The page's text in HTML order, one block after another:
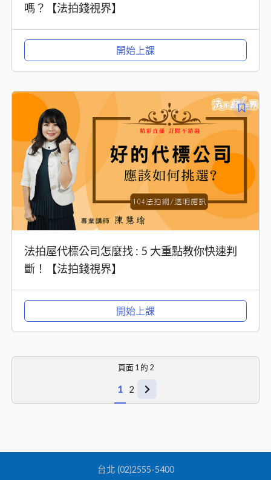
嗎？【法拍錢視界】
開始上課
法拍屋代標公司怎麼找 : 5 大重點教你快速判
斷！【法拍錢視界】
開始上課
頁面 1的 2
1 2
台北 (02)2555-5400